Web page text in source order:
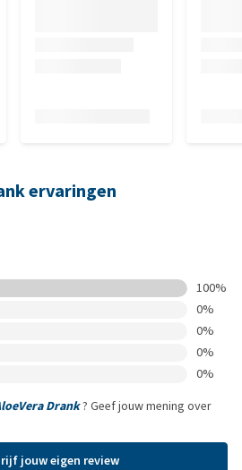
ervaringen
100%
0%
0%
0%
0%
Drank? Geef jouw mening over
jouw eigen review